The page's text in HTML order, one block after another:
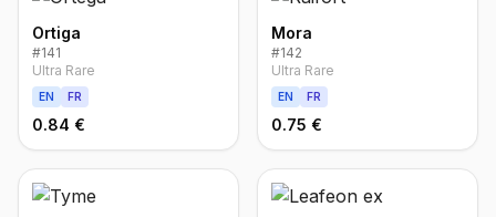
Ortiga
#141
Ultra Rare
EN FR
0.84 €
Mora
#142
Ultra Rare
EN FR
0.75 €